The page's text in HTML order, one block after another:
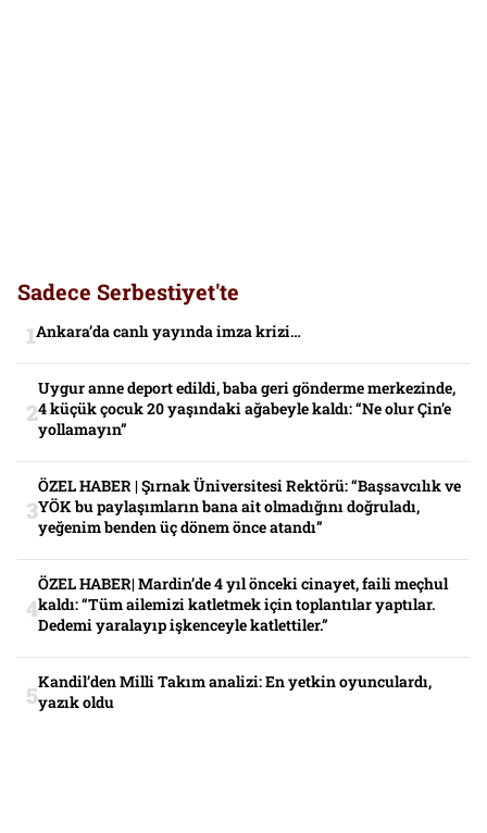
Sadece Serbestiyet'te
Ankara’da canlı yayında imza krizi…
Uygur anne deport edildi, baba geri gönderme merkezinde,
4 küçük çocuk 20 yaşındaki ağabeyle kaldı: “Ne olur Çin’e
yollamayın”
ÖZEL HABER | Şırnak Üniversitesi Rektörü: “Başsavcılık ve
YÖK bu paylaşımların bana ait olmadığını doğruladı,
yeğenim benden üç dönem önce atandı”
ÖZEL HABER| Mardin’de 4 yıl önceki cinayet, faili meçhul
kaldı: “Tüm ailemizi katletmek için toplantılar yaptılar.
Dedemi yaralayıp işkenceyle katlettiler.”
Kandil’den Milli Takım analizi: En yetkin oyunculardı,
yazık oldu